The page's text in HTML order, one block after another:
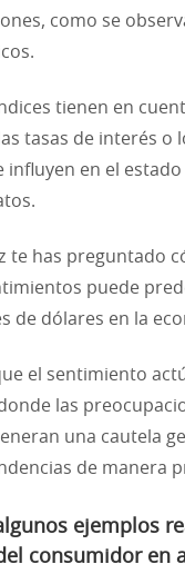
como se
tienen en
tasas de interés o
influyen en el
te has preguntado
puede
de dólares en la
el sentimiento
las
una cautela
de manera
ejemplos
consumidor en